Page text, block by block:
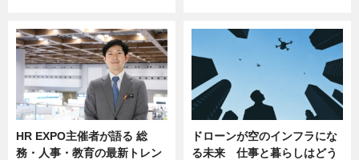
HR EXPO主催者が語る 総
務・人事・教育の最新トレン
ドローンが空のインフラにな
る未来 仕事と暮らしはどう